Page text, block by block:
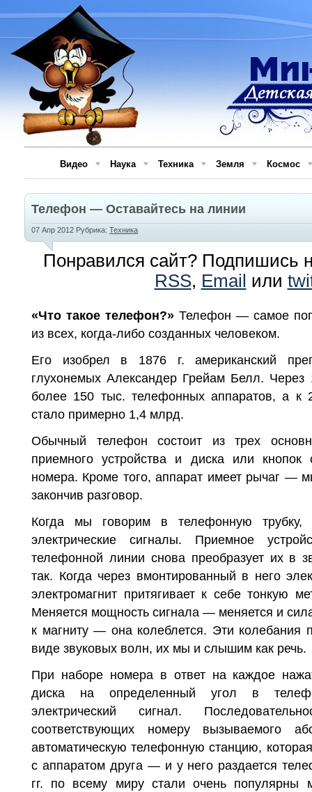
Видео Наука Техника Земля Космос
Телефон — Оставайтесь на линии
07 Апр 2012 Рубрика: Техника
Понравился сайт? Подпишись
RSS, Email или
«Что такое телефон?» Телефон — самое
из всех, когда-ли­бо созданных человеком.
Его изобрел в 1876 г. аме­риканский
глухонемых Александер Грейам Белл.
более 150 тыс. телефонных аппара­тов, а к
стало примерно 1,4 млрд.
Обычный телефон состоит из трех
приемного устройства и диска или
номера. Кроме того, аппарат имеет рычаг —
закончив разговор.
Когда мы говорим в телефонную трубку,
электрические сигналы. Приемное
телефонной линии снова преобра­зует их в
так. Когда через вмонтированный в него
электромагнит притягивает к себе тонкую
Меняется мощность сигнала — меняется и
к магниту — она колеблется. Эти колебания
виде зву­ковых волн, их мы и слышим как речь.
При наборе номера в ответ на каждое
диска на определенный угол в
электрический сигнал.
соответствующих номеру вызываемого
автоматическую телефонную станцию,
с аппаратом друга — и у него раздается
гг. по всему миру стали очень популярны